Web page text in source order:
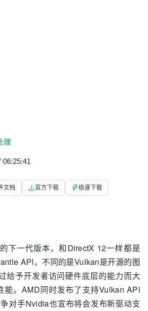
理
06:25:41
文档 官方下载 极速下载
下一代版本，和DirectX 12一样都是
API，不同的是Vulkan是开源的图
给予开发者访问硬件底层的能力而大
能。AMD同时发布了支持Vulkan API
对手Nvidia也宣布将会发布新驱动支